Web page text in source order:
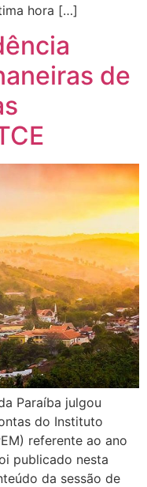
hora […]
de
Paraíba julgou
do Instituto
referente ao ano
publicado nesta
da sessão de